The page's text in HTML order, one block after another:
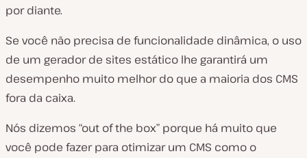
por diante.
Se você não precisa de funcionalidade dinâmica, o uso
de um gerador de sites estático lhe garantirá um
desempenho muito melhor do que a maioria dos CMS
fora da caixa.
Nós dizemos “out of the box” porque há muito que
você pode fazer para otimizar um CMS como o